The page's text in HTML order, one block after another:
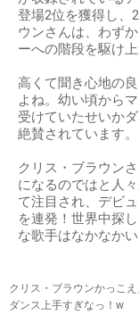
登場2位を獲得し、
ウンさんは、わず
ーへの階段を駆け
高くて聞き心地の
よね。幼い頃から
受けていたせいか
絶賛されています。
クリス・ブラウン
になるのではと人
て注目され、デビ
を連発！世界中探
な歌手はなかなかい
クリス・ブラウンかっこえ
ダンス上手すぎなっ！w